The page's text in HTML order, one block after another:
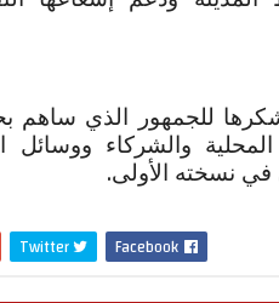
للجمهور الذي ساهم
والشركاء ووسائل
نسخته الأولى.
Facebook
Twitter